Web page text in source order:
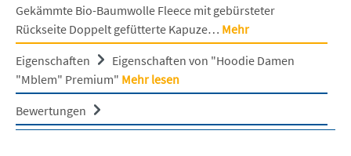
Gekämmte Bio-Baumwolle Fleece mit gebürsteter
Rückseite Doppelt gefütterte Kapuze… Mehr
Eigenschaften
Eigenschaften von "Hoodie Damen
"Mblem" Premium" Mehr lesen
Bewertungen